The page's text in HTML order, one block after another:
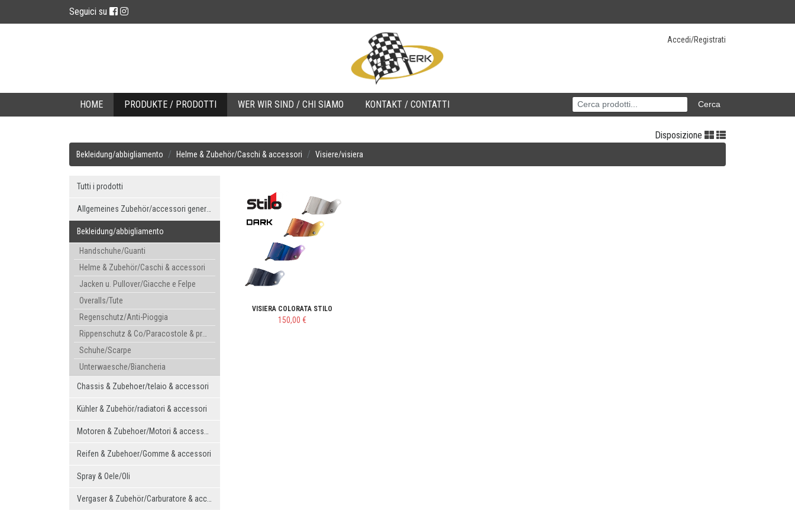
Seguici su
Accedi/Registrati
HOME PRODUKTE / PRODOTTI WER WIR SIND / CHI SIAMO KONTAKT / CONTATTI
Disposizione
Bekleidung/abbigliamento Helme & Zubehör/Caschi & accessori Visiere/visiera
Tutti i prodotti
Bekleidung/abbigliamento
Handschuhe/Guanti
Helme & Zubehör/Caschi & accessori
Jacken u. Pullover/Giacche e Felpe
Overalls/Tute
Regenschutz/Anti-Pioggia
Schuhe/Scarpe
Unterwaesche/Biancheria
Chassis & Zubehoer/telaio & accessori
Kühler & Zubehör/radiatori & accessori
Reifen & Zubehoer/Gomme & accessori
Spray & Oele/Oli
VISIERA COLORATA STILO
150,00 €